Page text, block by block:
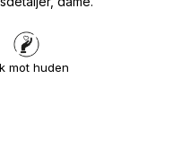
mot huden